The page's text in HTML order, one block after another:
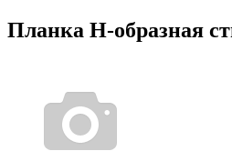
Планка Н-образная